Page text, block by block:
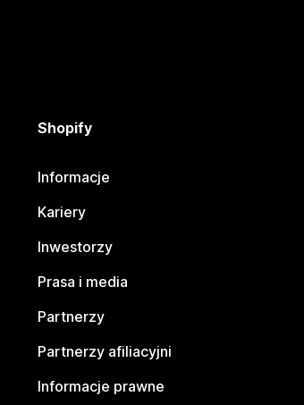
Shopify
Informacje
Kariery
Inwestorzy
Prasa i media
Partnerzy
Partnerzy afiliacyjni
Informacje prawne